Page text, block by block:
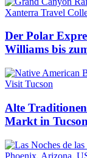
Der Polar
Williams bis
Alte
Markt in Tucson